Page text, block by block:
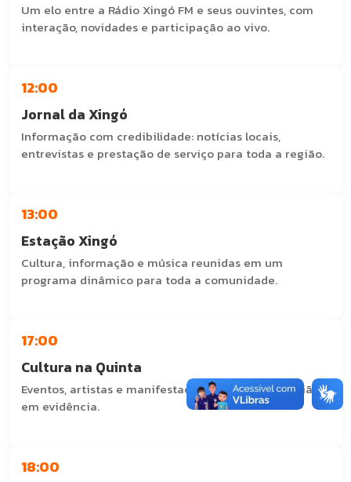
Um elo entre a Rádio Xingó FM e seus ouvintes, com
interação, novidades e participação ao vivo.
12:00
Jornal da Xingó
Informação com credibilidade: notícias locais,
entrevistas e prestação de serviço para toda a região.
13:00
Estação Xingó
Cultura, informação e música reunidas em um
programa dinâmico para toda a comunidade.
17:00
Cultura na Quinta
Eventos, artistas e manifestações culturais da região
em evidência.
18:00